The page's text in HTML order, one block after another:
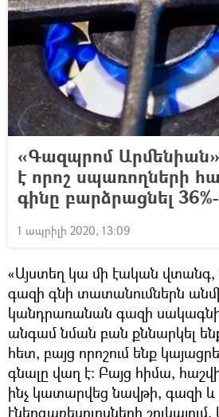
«Գազպրոմ
է որոշ սպառողների
գինը բարձրացնել
1 ապրիլի 2020, 13:09
«Այստեղ կա մի էական
գազի գնի տատանումներն
կանդրառանան գազի սակագնի
անգամ նման բան քննարկել
հետ, բայց որոշում ենք
գնալը վաղ է։ Բայց հիմա,
ինչ կատարվեց նավթի, գազի և
էներգառեսուրսների